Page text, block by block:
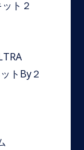
ト２
トBy２